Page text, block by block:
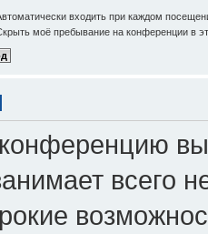
входить при каждом
моё пребывание на конференции в
всего